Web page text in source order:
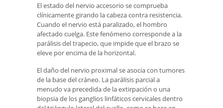
El estado del nervio accesorio se comprueba
clínicamente girando la cabeza contra resistencia.
Cuando el nervio está paralizado, el hombro
afectado cuelga. Este fenómeno corresponde a la
parálisis del trapecio, que impide que el brazo se
eleve por encima de la horizontal.
El daño del nervio proximal se asocia con tumores
de la base del cráneo. La parálisis parcial a
menudo va precedida de la extirpación o una
biopsia de los ganglios linfáticos cervicales dentro